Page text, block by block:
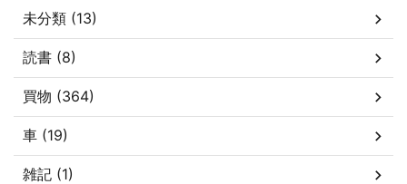
未分類 (13)
読書 (8)
買物 (364)
車 (19)
雑記 (1)